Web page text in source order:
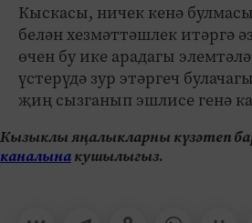
Кыскасы, ничек кенә
белән хезмәттәшлек итәргә
өчен бу ике арадагы
үстерүдә зур этәргеч
җиң сызганып эшлисе генә
Кызыклы яңалыкларны күзәтеп
каналынакушылыгыз.